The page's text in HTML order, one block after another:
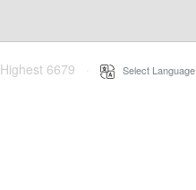
Highest 6679 Select Language